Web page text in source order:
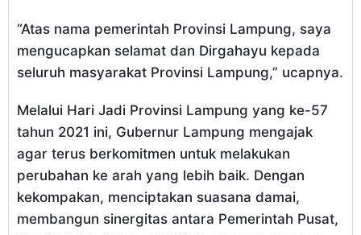
“Atas nama pemerintah Provinsi Lampung, saya
mengucapkan selamat dan Dirgahayu kepada
seluruh masyarakat Provinsi Lampung,” ucapnya.
Melalui Hari Jadi Provinsi Lampung yang ke-57
tahun 2021 ini, Gubernur Lampung mengajak
agar terus berkomitmen untuk melakukan
perubahan ke arah yang lebih baik. Dengan
kekompakan, menciptakan suasana damai,
membangun sinergitas antara Pemerintah Pusat,